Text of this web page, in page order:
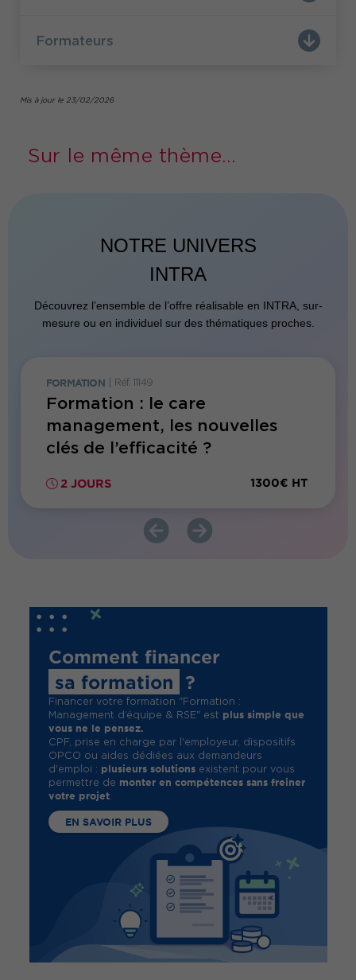
Formateurs
Mis à jour le 23/02/2026
Sur le même thème...
NOTRE UNIVERS
INTRA
Découvrez l’ensemble de l’offre réalisable en INTRA, sur-
mesure ou en individuel sur des thématiques proches.
FORMATION Réf. 11149
Formation : le care
management, les nouvelles
clés de l’efficacité ?
2 JOURS 1300€ HT
Comment financer
sa formation
?
Financer votre formation "Formation :
Management d’équipe & RSE" est plus simple que
vous ne le pensez.
CPF, prise en charge par l'employeur, dispositifs
OPCO ou aides dédiées aux demandeurs
d'emploi : plusieurs solutionsexistent pour vous
permettre de monter en compétences sans freiner
votre projet.
EN SAVOIR PLUS